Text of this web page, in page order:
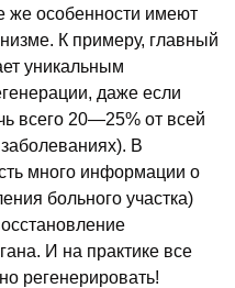
же особенности имеют
К примеру, главный
уникальным
даже если
всего 20—25% от всей
В
много информации о
больного участка)
И на практике все
регенерировать!